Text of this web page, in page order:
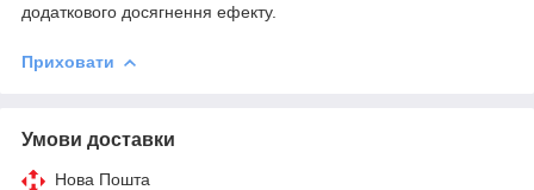
додаткового досягнення ефекту.
Приховати
Умови доставки
Нова Пошта